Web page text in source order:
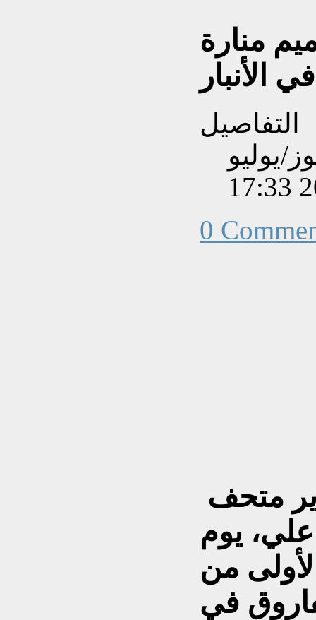
منارة
الأنبار
التفاصيل
الأحد, 05 تموز/يوليو
0
متحف
علي، يوم
من
في